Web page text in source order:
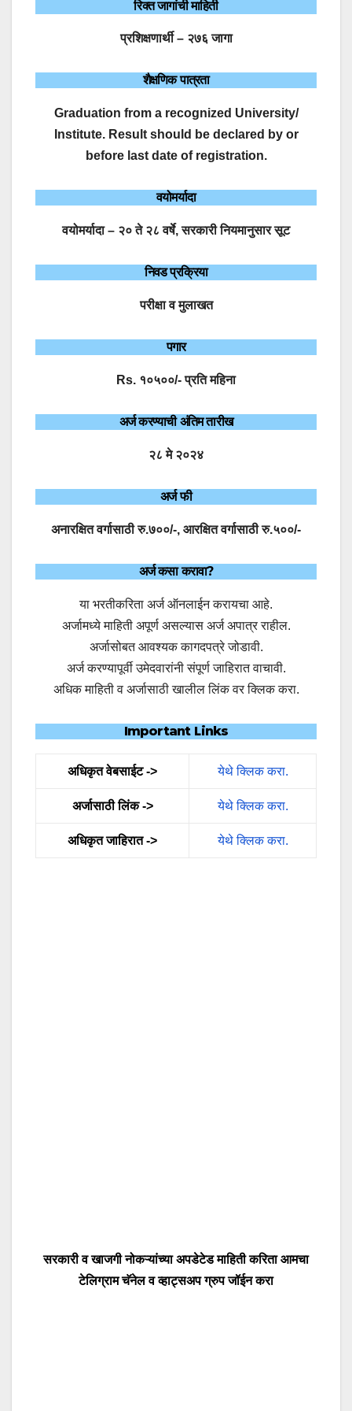
रिक्त जागांची माहिती
प्रशिक्षणार्थी – २७६ जागा
शैक्षणिक पात्रता
Graduation from a recognized University/
Institute. Result should be declared by or
before last date of registration.
वयोमर्यादा
वयोमर्यादा – २० ते २८ वर्षे, सरकारी नियमानुसार सूट
निवड प्रक्रिया
परीक्षा व मुलाखत
पगार
Rs. १०५००/- प्रति महिना
अर्ज करण्याची अंतिम तारीख
२८ मे २०२४
अर्ज फी
अनारक्षित वर्गासाठी रु.७००/-, आरक्षित वर्गासाठी रु.५००/-
अर्ज कसा करावा?
या भरतीकरिता अर्ज ऑनलाईन करायचा आहे.
अर्जामध्ये माहिती अपूर्ण असल्यास अर्ज अपात्र राहील.
अर्जासोबत आवश्यक कागदपत्रे जोडावी.
अर्ज करण्यापूर्वी उमेदवारांनी संपूर्ण जाहिरात वाचावी.
अधिक माहिती व अर्जासाठी खालील लिंक वर क्लिक करा.
Important Links
अधिकृत वेबसाईट -> येथे क्लिक करा.
अर्जासाठी लिंक -> येथे क्लिक करा.
अधिकृत जाहिरात -> येथे क्लिक करा.
सरकारी व खाजगी नोकऱ्यांच्या अपडेटेड माहिती करिता आमचा
टेलिग्राम चॅनेल व व्हाट्सअप ग्रुप जॉईन करा